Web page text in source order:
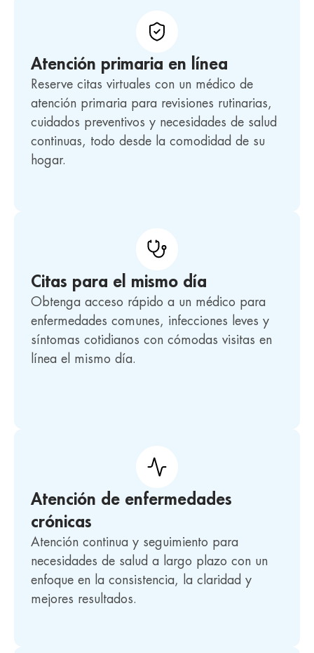
Atención primaria en línea
Reserve citas virtuales con un médico de
atención primaria para revisiones rutinarias,
cuidados preventivos y necesidades de salud
continuas, todo desde la comodidad de su
hogar.
Citas para el mismo día
Obtenga acceso rápido a un médico para
enfermedades comunes, infecciones leves y
síntomas cotidianos con cómodas visitas en
línea el mismo día.
Atención de enfermedades
crónicas
Atención continua y seguimiento para
necesidades de salud a largo plazo con un
enfoque en la consistencia, la claridad y
mejores resultados.